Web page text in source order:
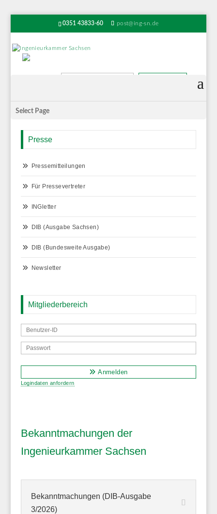
0351 43833-60 post@ing-sn.de
Select Page
Presse
Pressemitteilungen
Für Pressevertreter
INGletter
DIB (Ausgabe Sachsen)
DIB (Bundesweite Ausgabe)
Newsletter
Mitgliederbereich
Anmelden
Logindaten anfordern
Bekanntmachungen der
Ingenieurkammer Sachsen
Bekanntmachungen (DIB-Ausgabe
3/2026)